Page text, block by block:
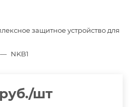
защитное устройство для
— NKB1
руб./шт